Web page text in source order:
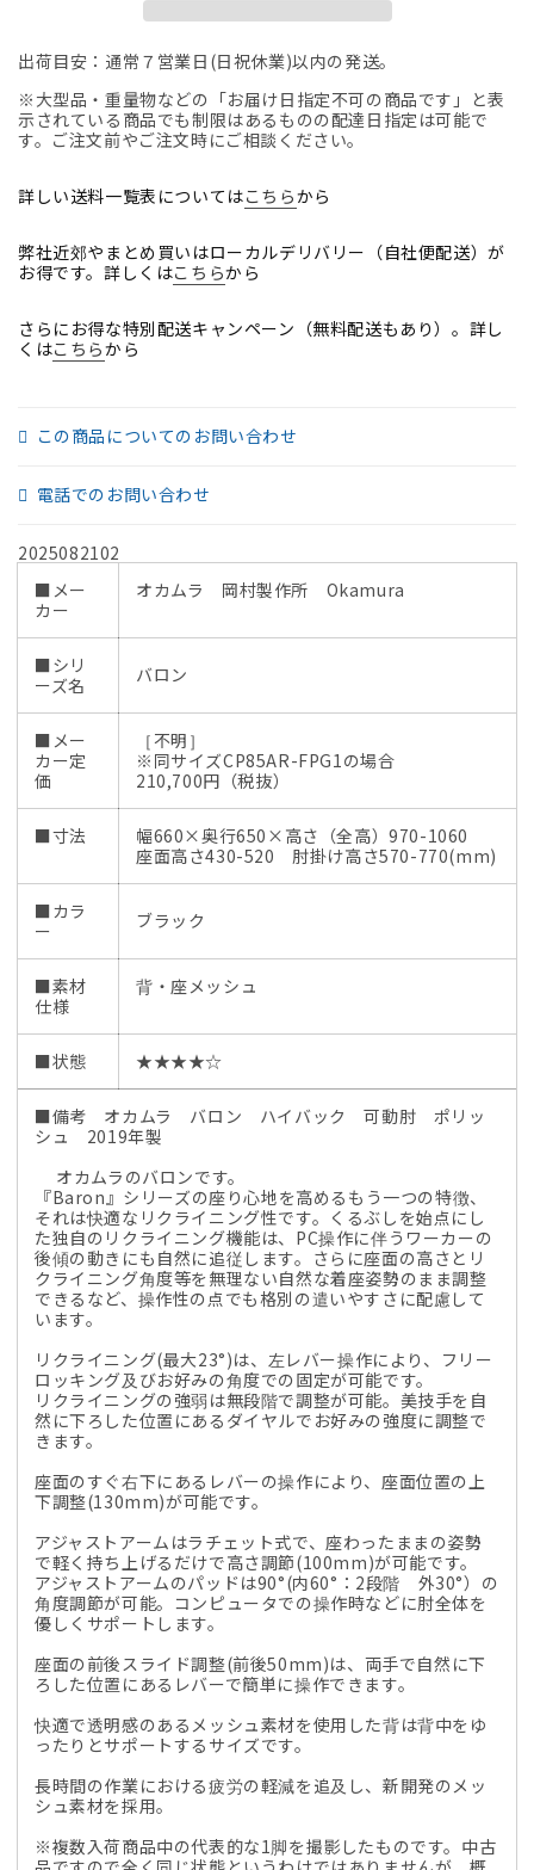
バ
ッ
ク
動
ポ
リ
シ
ュ
製
古
フ
ィ
ス
家
具】
の
量
を
減
ら
バ
ッ
ク
動
ポ
リ
シ
製
古
ィ
家
具】
量
を
増
や
す
出荷目安：通常７営業日(日祝休業)以内の発送。
※大型品・重量物などの「お届け日指定不可の商品です」と表
示されている商品でも制限はあるものの配達日指定は可能で
す。ご注文前やご注文時にご相談ください。
詳しい送料一覧表についてはこちらから
弊社近郊やまとめ買いはローカルデリバリー（自社便配送）が
お得です。詳しくはこちらから
さらにお得な特別配送キャンペーン（無料配送もあり）。詳し
くはこちらから
この商品についてのお問い合わせ
電話でのお問い合わせ
2025082102
■メー
カー
オカムラ 岡村製作所 Okamura
■シリ
ーズ名
バロン
■メー
カー定
価
［不明］
※同サイズCP85AR-FPG1の場合
210,700円（税抜）
■寸法
幅660×奥行650×高さ（全高）970-1060
座面高さ430-520 肘掛け高さ570-770(mm)
■カラ
ー
ブラック
■素材
仕様
背・座メッシュ
■状態 ★★★★☆
■備考 オカムラ バロン ハイバック 可動肘 ポリッ
シュ 2019年製
オカムラのバロンです。
『Baron』シリーズの座り心地を高めるもう一つの特徴、
それは快適なリクライニング性です。くるぶしを始点にし
た独自のリクライニング機能は、PC操作に伴うワーカーの
後傾の動きにも自然に追従します。さらに座面の高さとリ
クライニング角度等を無理ない自然な着座姿勢のまま調整
できるなど、操作性の点でも格別の遣いやすさに配慮して
います。
リクライニング(最大23°)は、左レバー操作により、フリー
ロッキング及びお好みの角度での固定が可能です。
リクライニングの強弱は無段階で調整が可能。美技手を自
然に下ろした位置にあるダイヤルでお好みの強度に調整で
きます。
座面のすぐ右下にあるレバーの操作により、座面位置の上
下調整(130mm)が可能です。
アジャストアームはラチェット式で、座わったままの姿勢
で軽く持ち上げるだけで高さ調節(100mm)が可能です。
アジャストアームのパッドは90°(内60°：2段階 外30°）の
角度調節が可能。コンピュータでの操作時などに肘全体を
優しくサポートします。
座面の前後スライド調整(前後50mm)は、両手で自然に下
ろした位置にあるレバーで簡単に操作できます。
快適で透明感のあるメッシュ素材を使用した背は背中をゆ
ったりとサポートするサイズです。
長時間の作業における疲労の軽減を追及し、新開発のメッ
シュ素材を採用。
※複数入荷商品中の代表的な1脚を撮影したものです。中古